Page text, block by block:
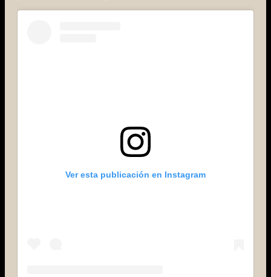
Ver esta publicación en Instagram